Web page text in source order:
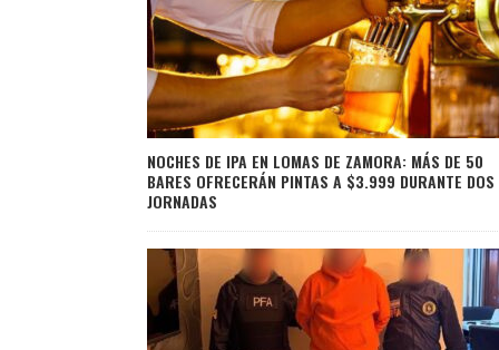
NOCHES DE IPA EN LOMAS DE ZAMORA: MÁS DE 50
BARES OFRECERÁN PINTAS A $3.999 DURANTE DOS
JORNADAS